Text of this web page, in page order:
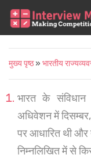
मुख्य पृष्ठ» भारतीय
भारत के
अधिवेशन में
पर आधारित थी
निम्नलिखित में से